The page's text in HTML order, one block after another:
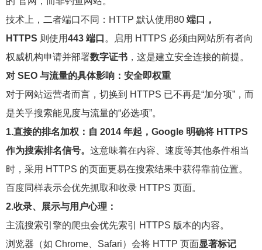
技术上，二者端口不同：HTTP 默认使用80 端口，
HTTPS 则使用443 端口 。启用 HTTPS 必须由网站所有者向
权威机构申请并部署数字证书 ，这是建立安全连接的前提。
对 SEO 与流量的具体影响：安全即权重
对于网站运营者而言，切换到 HTTPS 已不再是“加分项”，而
是关乎搜索能见度与流量的“必选项”。
1.直接的排名加权：自 2014 年起，Google 明确将 HTTPS
作为搜索排名信号。 这意味着在内容、速度等其他条件相当
时，采用 HTTPS 的页面更易在搜索结果中获得靠前位置。
百度同样表示会优先抓取和收录 HTTPS 页面。
2.收录、展示与用户心理：
主流搜索引擎的爬虫会优先索引 HTTPS 版本的内容。
浏览器（如 Chrome、Safari）会将 HTTP 页面显著标记